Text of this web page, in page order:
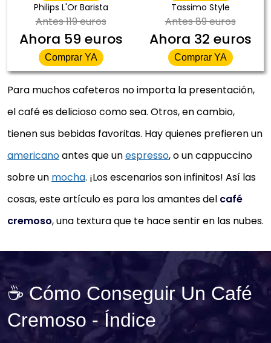
Philips L'Or Barista
Antes119 euros
Ahora 59 euros
Comprar YA
Tassimo Style
Antes89 euros
Ahora 32 euros
Comprar YA
Para muchos cafeteros no importa la presentación,
el café es delicioso como sea. Otros, en cambio,
tienen sus bebidas favoritas. Hay quienes prefieren un
americanoantes que unespresso, o un cappuccino
sobre un mocha. ¡Los escenarios son infinitos! Así las
cosas, este artículo es para los amantes del café
cremoso, una textura que te hace sentir en las nubes.
☕ Cómo Conseguir Un Café
Cremoso - Índice